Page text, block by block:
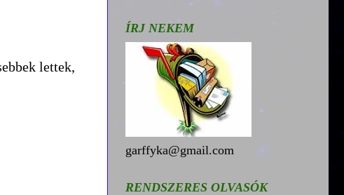
lettek,
ÍRJ NEKEM
garffyka@gmail.com
RENDSZERES OLVASÓK